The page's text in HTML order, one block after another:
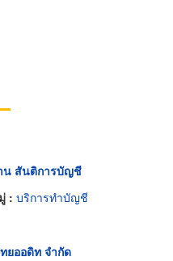
น สันติการบัญชี
: บริการทำบัญชี
ยออดิท จำกัด